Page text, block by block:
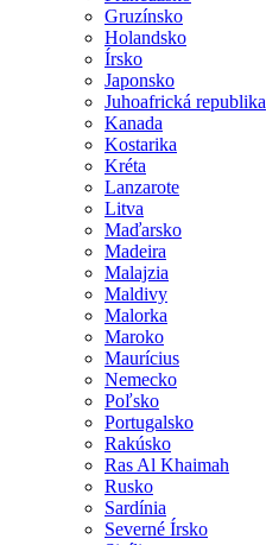
Gruzínsko
Holandsko
Írsko
Japonsko
Juhoafrická republika
Kanada
Kostarika
Kréta
Lanzarote
Litva
Maďarsko
Madeira
Malajzia
Maldivy
Malorka
Maroko
Maurícius
Nemecko
Poľsko
Portugalsko
Rakúsko
Ras Al Khaimah
Rusko
Sardínia
Severné Írsko